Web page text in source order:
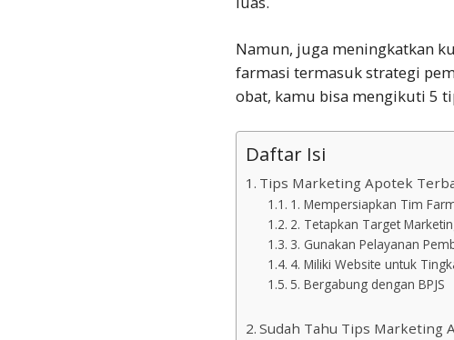
Namun, juga meningkatkan
farmasi termasuk strategi
obat, kamu bisa mengikuti 5
Daftar Isi
Tips Marketing Apotek
1. Mempersiapkan Tim
2. Tetapkan Target
3. Gunakan Pelayanan
4. Miliki Website untuk
5. Bergabung dengan BPJS
Sudah Tahu Tips Marketing